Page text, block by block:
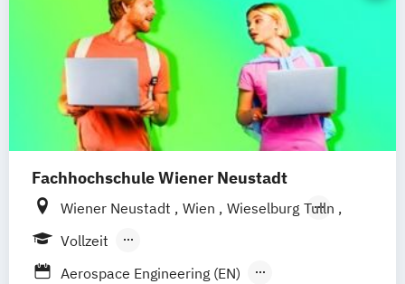
Fachhochschule Wiener Neustadt
Wiener Neustadt Wien Wieselburg Tulln
Salzburg
Vollzeit
Berufsbegleitendes Präsenzstudium
Aerospace Engineering (EN)